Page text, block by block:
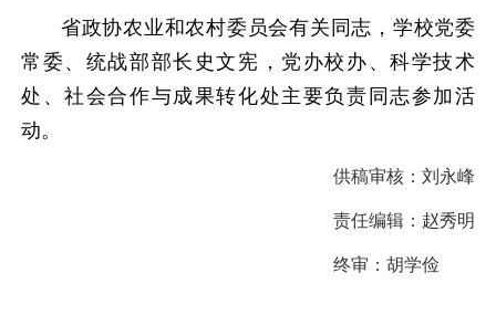
省政协农业和农村委员会有关同志，学校党委
常委、统战部部长史文宪，党办校办、科学技术
处、社会合作与成果转化处主要负责同志参加活
动。
供稿审核：刘永峰
责任编辑： 赵秀明
终审：胡学俭